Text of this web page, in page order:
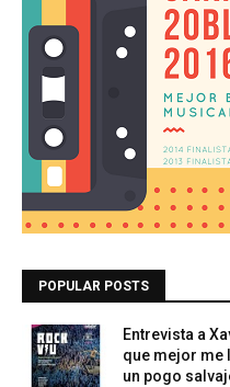
POPULAR POSTS
Entrevista a
que mejor me
un pogo